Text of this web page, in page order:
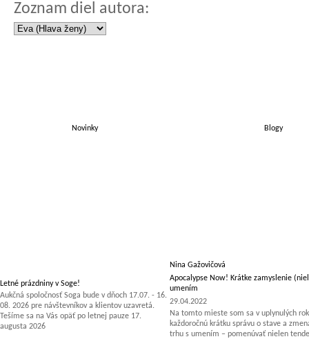
Zoznam diel autora:
Novinky Blogy
Letné prázdniny v Soge!
Aukčná spoločnosť Soga bude v dňoch 17.07. - 16.
08. 2026 pre návštevníkov a klientov uzavretá.
Tešíme sa na Vás opäť po letnej pauze 17.
augusta 2026
Nina Gažovičová
Apocalypse Now! Krátke zamyslenie
umením
29.04.2022
Na tomto mieste som sa v uplynulých
každoročnú krátku správu o stave a
trhu s umením – pomenúvať nielen